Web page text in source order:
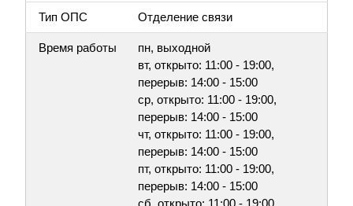
Тип ОПС Отделение связи
Время работы
пн, выходной
вт, открыто: 11:00 - 19:00,
перерыв: 14:00 - 15:00
ср, открыто: 11:00 - 19:00,
перерыв: 14:00 - 15:00
чт, открыто: 11:00 - 19:00,
перерыв: 14:00 - 15:00
пт, открыто: 11:00 - 19:00,
перерыв: 14:00 - 15:00